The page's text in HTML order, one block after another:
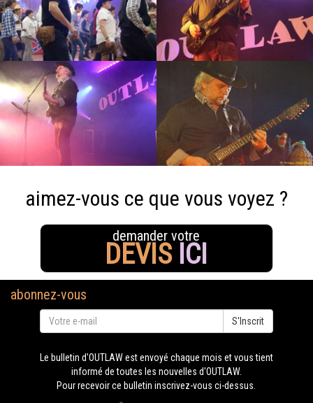
aimez-vous ce que vous voyez ?
demander votre
DEVIS ICI
abonnez-vous
S'Inscrit
Le bulletin d'OUTLAW est envoyé chaque mois et vous tient
informé de toutes les nouvelles d'OUTLAW.
Pour recevoir ce bulletin inscrivez-vous ci-dessus.